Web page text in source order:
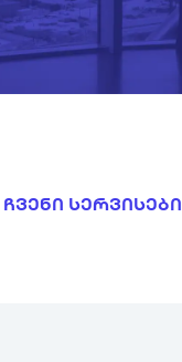
ჩვენი სერვისები